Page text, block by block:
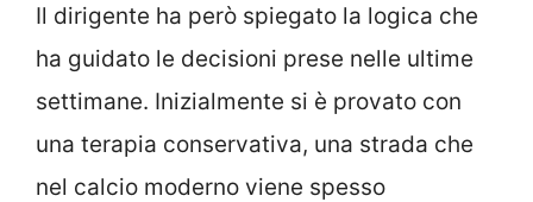
Il dirigente ha però spiegato la logica che
ha guidato le decisioni prese nelle ultime
settimane. Inizialmente si è provato con
una terapia conservativa, una strada che
nel calcio moderno viene spesso